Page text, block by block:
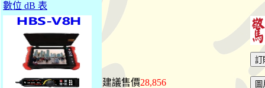
數位 dB 表
建議售價28,856